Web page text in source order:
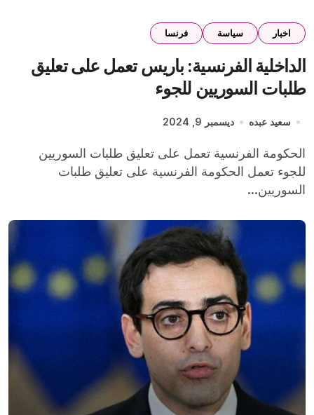
اخبار سياسة فرنسا
الداخلية الفرنسية: باريس تعمل على تعليق
طلبات السوريين للجوء
سعيد عبده ديسمبر 9, 2024
الحكومة الفرنسية تعمل على تعليق طلبات السوريين
للجوء تعمل الحكومة الفرنسية على تعليق طلبات
السوريين...